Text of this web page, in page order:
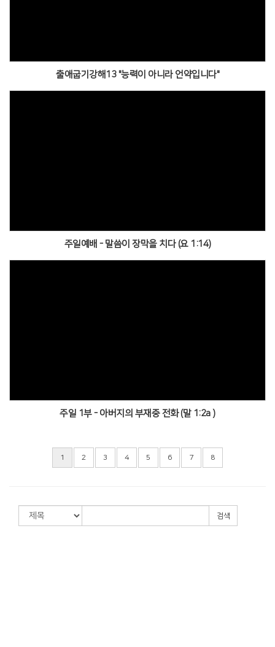
출애굽기강해13 "능력이 아니라 언약입니다"
주일예배 - 말씀이 장막을 치다 (요 1:14)
주일 1부 - 아버지의 부재중 전화 (말 1:2a )
1 2 3 4 5 6 7 8
검색